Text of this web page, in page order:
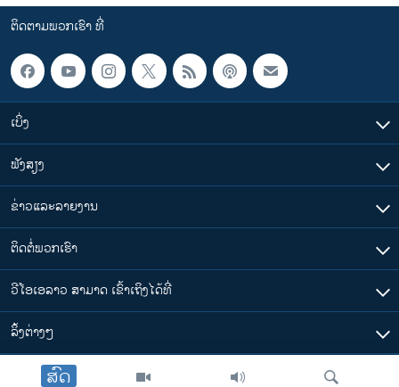
ສົດ
ຕິດຕາມພວກເຮົາ ທີ່
ເບິ່ງ
ຟັງສຽງ
ຂ່າວແລະລາຍງານ
ຕິດຕໍ່ພວກເຮົາ
ວີໂອເອລາວ ສາມາດ ເຂົ້າເຖິງໄດ້ທີ່
​ລິ້ງ​ຕ່າງໆ
ຕາມເວລາໃນລາວ